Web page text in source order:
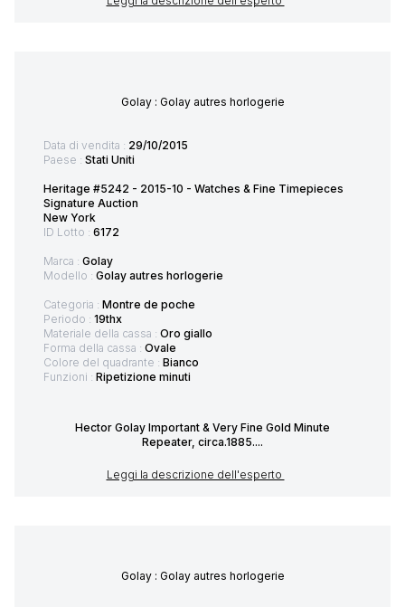
Golay : Golay autres horlogerie
Data di vendita : 29/10/2015
Paese : Stati Uniti
Heritage #5242 - 2015-10 - Watches & Fine Timepieces
Signature Auction
New York
ID Lotto : 6172
Marca : Golay
Modello : Golay autres horlogerie
Categoria : Montre de poche
Periodo : 19thx
Materiale della cassa : Oro giallo
Forma della cassa : Ovale
Colore del quadrante : Bianco
Funzioni : Ripetizione minuti
Hector Golay Important & Very Fine Gold Minute
Repeater, circa.1885....
Leggi la descrizione dell'esperto
Golay : Golay autres horlogerie